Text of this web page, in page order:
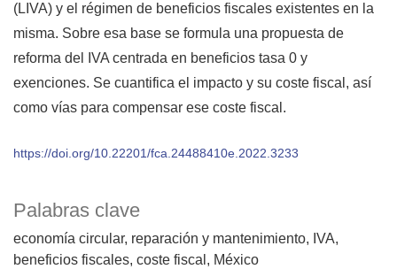
Palabras clave
economía circular reparación y mantenimiento
IVA
beneficios fiscales coste fiscal México
(LIVA) y el régimen de beneficios fiscales existentes en la
misma. Sobre esa base se formula una propuesta de
reforma del IVA centrada en beneficios tasa 0 y
exenciones. Se cuantifica el impacto y su coste fiscal, así
como vías para compensar ese coste fiscal.
https://doi.org/10.22201/fca.24488410e.2022.3233